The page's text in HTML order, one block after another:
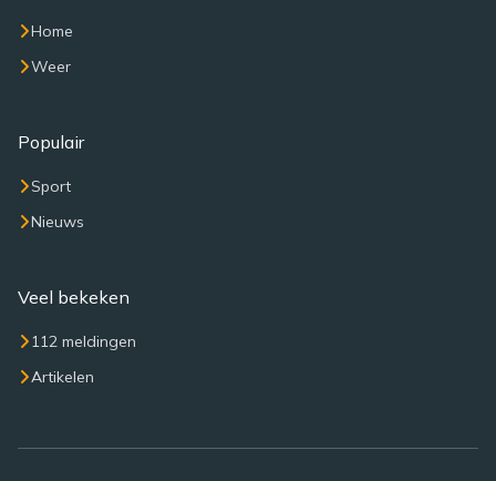
Home
Weer
Populair
Sport
Nieuws
Veel bekeken
112 meldingen
Artikelen